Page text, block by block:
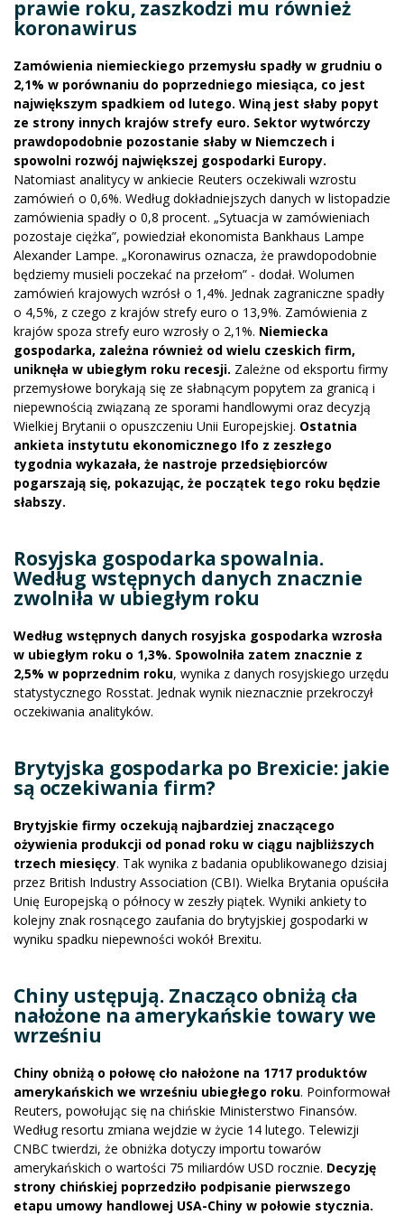
prawie roku, zaszkodzi mu również
koronawirus
Zamówienia niemieckiego przemysłu spadły w grudniu o
2,1% w porównaniu do poprzedniego miesiąca, co jest
największym spadkiem od lutego. Winą jest słaby popyt
ze strony innych krajów strefy euro. Sektor wytwórczy
prawdopodobnie pozostanie słaby w Niemczech i
spowolni rozwój największej gospodarki Europy.
Natomiast analitycy w ankiecie Reuters oczekiwali wzrostu
zamówień o 0,6%. Według dokładniejszych danych w listopadzie
zamówienia spadły o 0,8 procent. „Sytuacja w zamówieniach
pozostaje ciężka”, powiedział ekonomista Bankhaus Lampe
Alexander Lampe. „Koronawirus oznacza, że prawdopodobnie
będziemy musieli poczekać na przełom” - dodał. Wolumen
zamówień krajowych wzrósł o 1,4%. Jednak zagraniczne spadły
o 4,5%, z czego z krajów strefy euro o 13,9%. Zamówienia z
krajów spoza strefy euro wzrosły o 2,1%. Niemiecka
gospodarka, zależna również od wielu czeskich firm,
uniknęła w ubiegłym roku recesji. Zależne od eksportu firmy
przemysłowe borykają się ze słabnącym popytem za granicą i
niepewnością związaną ze sporami handlowymi oraz decyzją
Wielkiej Brytanii o opuszczeniu Unii Europejskiej. Ostatnia
ankieta instytutu ekonomicznego Ifo z zeszłego
tygodnia wykazała, że nastroje przedsiębiorców
pogarszają się, pokazując, że początek tego roku będzie
słabszy.
Rosyjska gospodarka spowalnia.
Według wstępnych danych znacznie
zwolniła w ubiegłym roku
Według wstępnych danych rosyjska gospodarka wzrosła
w ubiegłym roku o 1,3%. Spowolniła zatem znacznie z
2,5% w poprzednim roku, wynika z danych rosyjskiego urzędu
statystycznego Rosstat. Jednak wynik nieznacznie przekroczył
oczekiwania analityków.
Brytyjska gospodarka po Brexicie: jakie
są oczekiwania firm?
Brytyjskie firmy oczekują najbardziej znaczącego
ożywienia produkcji od ponad roku w ciągu najbliższych
trzech miesięcy. Tak wynika z badania opublikowanego dzisiaj
przez British Industry Association (CBI). Wielka Brytania opuściła
Unię Europejską o północy w zeszły piątek. Wyniki ankiety to
kolejny znak rosnącego zaufania do brytyjskiej gospodarki w
wyniku spadku niepewności wokół Brexitu.
Chiny ustępują. Znacząco obniżą cła
nałożone na amerykańskie towary we
wrześniu
Chiny obniżą o połowę cło nałożone na 1717 produktów
amerykańskich we wrześniu ubiegłego roku. Poinformował
Reuters, powołując się na chińskie Ministerstwo Finansów.
Według resortu zmiana wejdzie w życie 14 lutego. Telewizji
CNBC twierdzi, że obniżka dotyczy importu towarów
amerykańskich o wartości 75 miliardów USD rocznie. Decyzję
strony chińskiej poprzedziło podpisanie pierwszego
etapu umowy handlowej USA-Chiny w połowie stycznia.